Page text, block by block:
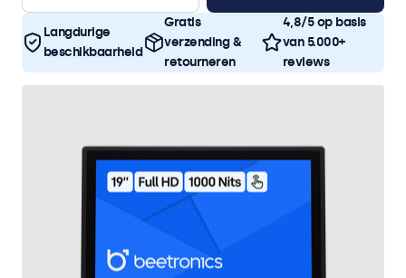
Langdurige
beschikbaarheid
Gratis
verzending &
retourneren
4,8/5 op basis
van 5.000+
reviews